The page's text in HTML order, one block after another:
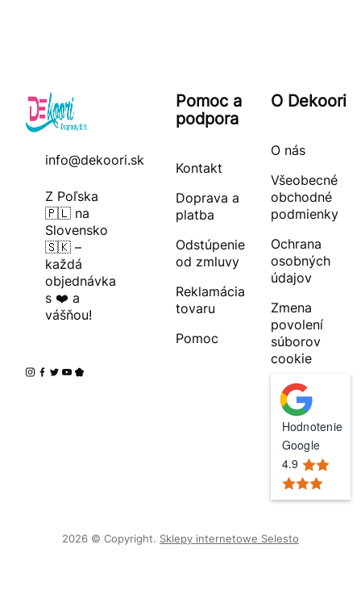
info@dekoori.sk
Z Poľska
🇵🇱 na
Slovensko
🇸🇰 –
každá
objednávka
s ❤️ a
vášňou!
Pomoc a
podpora
Kontakt
Doprava a
platba
Odstúpenie
od zmluvy
Reklamácia
tovaru
Pomoc
O Dekoori
O nás
Všeobecné
obchodné
podmienky
Ochrana
osobných
údajov
Zmena
povolení
súborov
cookie
Hodnotenie
Google
4.9
2026 © Copyright. Sklepy internetowe Selesto